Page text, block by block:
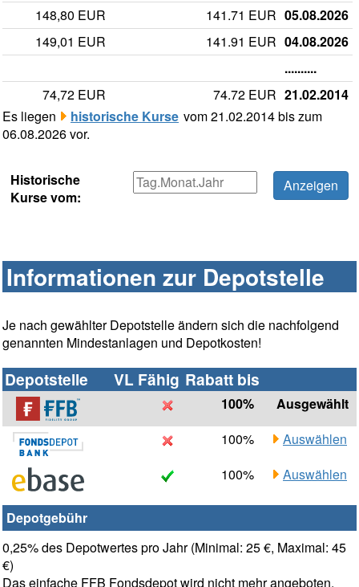
148,80 EUR
141.71 EUR 05.08.2026
149,01 EUR
141.91 EUR 04.08.2026
..........
74,72 EUR
74.72 EUR 21.02.2014
Es liegen
historische Kurse vom 21.02.2014 bis zum
06.08.2026 vor.
Historische
Kurse vom:
Informationen zur Depotstelle
Je nach gewählter Depotstelle ändern sich die nachfolgend
genannten Mindestanlagen und Depotkosten!
Depotstelle VL Fähig Rabatt bis
100%
Ausgewählt
100%
Auswählen
100%
Auswählen
Depotgebühr
0,25% des Depotwertes pro Jahr (Minimal: 25 €, Maximal: 45
€)
Das einfache FFB Fondsdepot wird nicht mehr angeboten.